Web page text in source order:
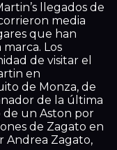
llegados de
media
que han
Los
de visitar el
en
de Monza, de
de la última
de un Aston por
de Zagato en
Andrea Zagato,